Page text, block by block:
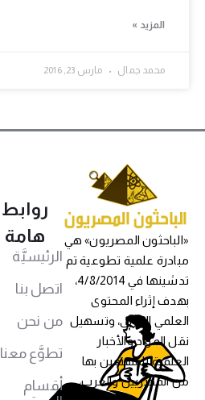
المزيد »
محمد جمال مارس 23, 2016
«الباحثون المصريون» هي
مبادرة علمية تطوعية تم
تدشينها في 4/8/2014،
بهدف إثراء المحتوى
العلمي العربي، وتسهيل
نقل المواد والأخبار
العلمية للمهتمين بها
من المصريين والعرب،
روابط
هامة
الرئيسيَّة
اتصل بنا
من نحن
تطوَّع معنا
أقسام